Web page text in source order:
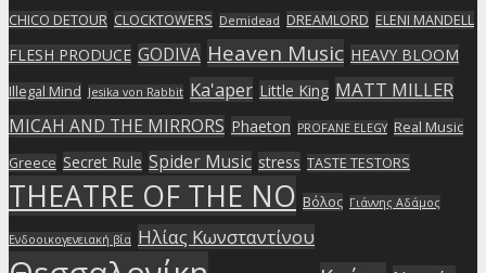
CHICO DETOUR CLOCKTOWERS Demidead DREAMLORD ELENI MANDELL
FLESH PRODUCE GODIVA Heaven Music HEAVY BLOOM
Illegal Mind Jesika von Rabbit Ka'aper Little King MATT MILLER
MICAH AND THE MIRRORS Phaeton PROFANE ELEGY Real Music
Greece Secret Rule Spider Music stress TASTE TESTORS
THEATRE OF THE NO Βόλος Γιάννης Αδάμος
Ενδοοικογενειακή βία Ηλίας Κωνσταντίνου